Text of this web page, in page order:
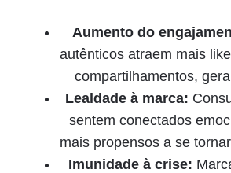
Aumento do
autênticos atraem mais
compartilhamentos,
Lealdade à marca:
sentem conectados
mais propensos a se
Imunidade à crise: